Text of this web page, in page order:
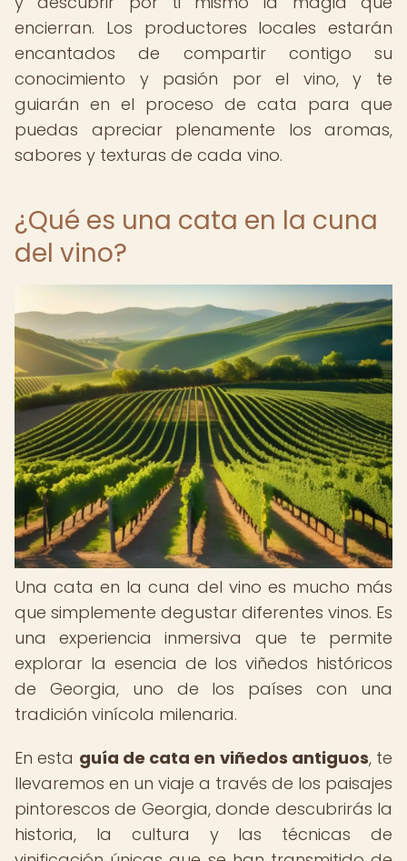
encierran. Los productores locales estarán
encantados de compartir contigo su
conocimiento y pasión por el vino, y te
guiarán en el proceso de cata para que
puedas apreciar plenamente los aromas,
sabores y texturas de cada vino.
¿Qué es una cata en la cuna
del vino?
Una cata en la cuna del vino es mucho más
que simplemente degustar diferentes vinos. Es
una experiencia inmersiva que te permite
explorar la esencia de los viñedos históricos
de Georgia, uno de los países con una
tradición vinícola milenaria.
En esta guía de cata en viñedos antiguos, te
llevaremos en un viaje a través de los paisajes
pintorescos de Georgia, donde descubrirás la
historia, la cultura y las técnicas de